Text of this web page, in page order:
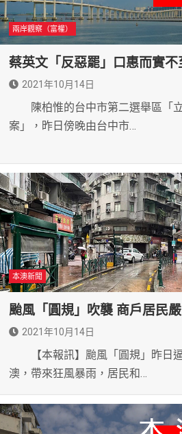
兩岸觀察（富權）
蔡英文「反惡罷」口惠而實不
2021年10月14日
陳柏惟的台中市第二選舉區「
案」，昨日傍晚由台中市…
本澳新聞
颱風「圓規」吹襲 商戶居民
2021年10月14日
【本報訊】颱風「圓規」昨日
澳，帶來狂風暴雨，居民和…